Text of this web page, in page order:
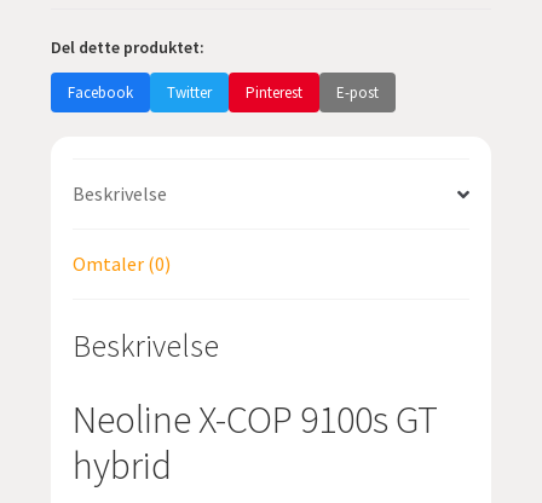
Del dette produktet:
Facebook Twitter Pinterest E-post
Beskrivelse
Omtaler (0)
Beskrivelse
Neoline X-COP 9100s GT
hybrid